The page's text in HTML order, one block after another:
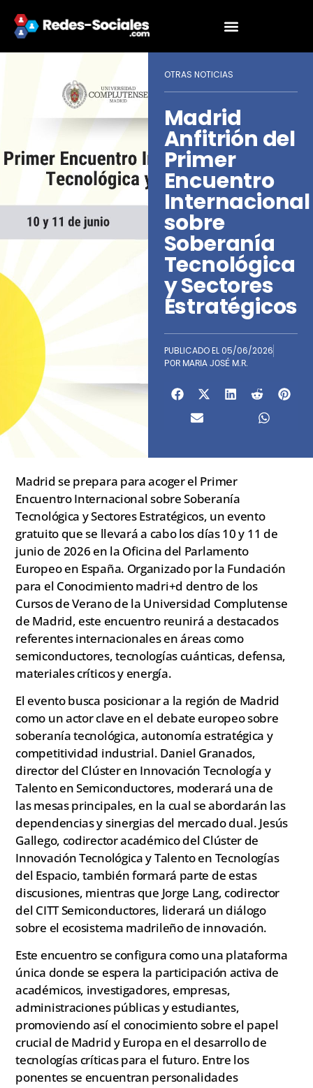
OTRAS NOTICIAS
Madrid
Anfitrión del
Primer
Encuentro
Internacional
sobre
Soberanía
Tecnológica
y Sectores
Estratégicos
PUBLICADO EL 05/06/2026
POR MARIA JOSÉ M.R.
Madrid se prepara para acoger el Primer
Encuentro Internacional sobre Soberanía
Tecnológica y Sectores Estratégicos, un evento
gratuito que se llevará a cabo los días 10 y 11 de
junio de 2026 en la Oficina del Parlamento
Europeo en España. Organizado por la Fundación
para el Conocimiento madri+d dentro de los
Cursos de Verano de la Universidad Complutense
de Madrid, este encuentro reunirá a destacados
referentes internacionales en áreas como
semiconductores, tecnologías cuánticas, defensa,
materiales críticos y energía.
El evento busca posicionar a la región de Madrid
como un actor clave en el debate europeo sobre
soberanía tecnológica, autonomía estratégica y
competitividad industrial. Daniel Granados,
director del Clúster en Innovación Tecnología y
Talento en Semiconductores, moderará una de
las mesas principales, en la cual se abordarán las
dependencias y sinergias del mercado dual. Jesús
Gallego, codirector académico del Clúster de
Innovación Tecnológica y Talento en Tecnologías
del Espacio, también formará parte de estas
discusiones, mientras que Jorge Lang, codirector
del CITT Semiconductores, liderará un diálogo
sobre el ecosistema madrileño de innovación.
Este encuentro se configura como una plataforma
única donde se espera la participación activa de
académicos, investigadores, empresas,
administraciones públicas y estudiantes,
promoviendo así el conocimiento sobre el papel
crucial de Madrid y Europa en el desarrollo de
tecnologías críticas para el futuro. Entre los
ponentes se encuentran personalidades